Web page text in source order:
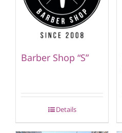
Barber Shop “S”
Details